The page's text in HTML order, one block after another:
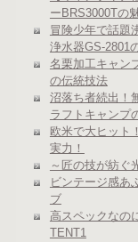
ーBRS3000Tの
冒険少年で話題
浄水器GS-2801
名栗加工キャン
の伝統技法
沼落ち者続出！
ラフトキャンプ
欧米で大ヒット
実力！
～匠の技が紡ぐ
ビンテージ感あ
ブ
高スペックなの
TENT1